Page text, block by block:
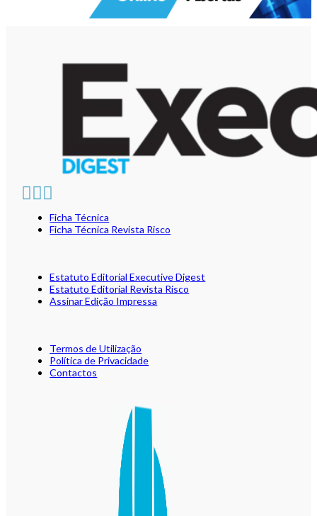
Ficha Técnica
Ficha Técnica Revista Risco
Estatuto Editorial Executive Digest
Estatuto Editorial Revista Risco
Assinar Edição Impressa
Termos de Utilização
Política de Privacidade
Contactos